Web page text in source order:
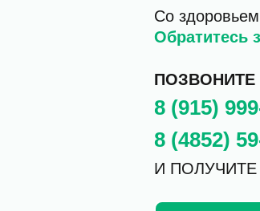
Со
Обратитесь
И
8 (915)
8 (4852)